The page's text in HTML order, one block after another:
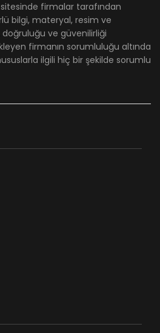
firmalar tarafından
bilgi, materyal, resim ve
ve güvenilirliği
firmanın sorumluluğu altında
ilgili hiç bir şekilde sorumlu